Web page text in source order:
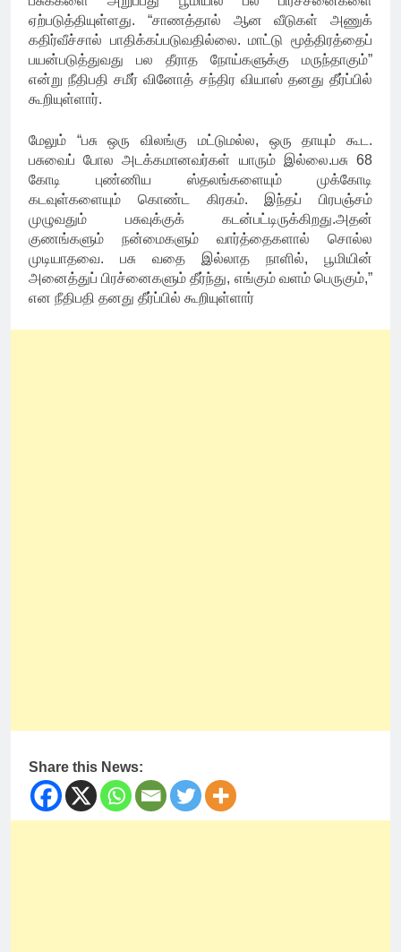
ஏற்படுத்தியுள்ளது. “சாணத்தால் ஆன வீடுகள் அணுக்
கதிர்வீச்சால் பாதிக்கப்படுவதில்லை. மாட்டு மூத்திரத்தைப்
பயன்படுத்துவது பல தீராத நோய்களுக்கு மருந்தாகும்”
என்று நீதிபதி சமீர் வினோத் சந்திர வியாஸ் தனது தீர்ப்பில்
கூறியுள்ளார்.
மேலும் “பசு ஒரு விலங்கு மட்டுமல்ல, ஒரு தாயும் கூட.
பசுவைப் போல அடக்கமானவர்கள் யாரும் இல்லை.பசு 68
கோடி புண்ணிய ஸ்தலங்களையும் முக்கோடி
கடவுள்களையும் கொண்ட கிரகம். இந்தப் பிரபஞ்சம்
முழுவதும் பசுவுக்குக் கடன்பட்டிருக்கிறது.அதன்
குணங்களும் நன்மைகளும் வார்த்தைகளால் சொல்ல
முடியாதவை. பசு வதை இல்லாத நாளில், பூமியின்
அனைத்துப் பிரச்னைகளும் தீர்ந்து, எங்கும் வளம் பெருகும்,”
என நீதிபதி தனது தீர்ப்பில் கூறியுள்ளார்
Share this News: